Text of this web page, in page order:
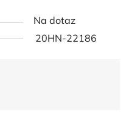
Na dotaz
20HN-22186